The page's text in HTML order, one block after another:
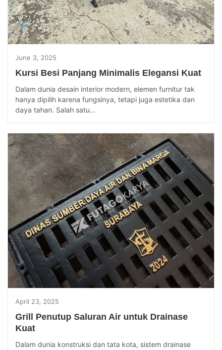
June 3, 2025
Kursi Besi Panjang Minimalis Elegansi Kuat
Dalam dunia desain interior modern, elemen furnitur tak
hanya dipilih karena fungsinya, tetapi juga estetika dan
daya tahan. Salah satu...
April 23, 2025
Grill Penutup Saluran Air untuk Drainase
Kuat
Dalam dunia konstruksi dan tata kota, sistem drainase